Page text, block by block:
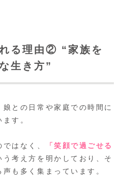
る理由② “家族を
生き方”
との日常や家庭での時間に
す。
はなく、
「笑顔で過ごせる
う考え方を明かしており、そ
も多く集まっています。